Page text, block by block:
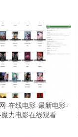
-在线电影-最新电影-
力电影在线观看